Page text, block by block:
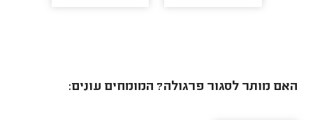
האם מותר לסגור פרגולה? המומחים עונים: